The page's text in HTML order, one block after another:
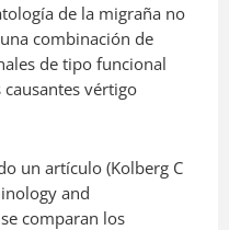
de la migraña no
combinación de
de tipo funcional
vértigo
un artículo (Kolberg C
and
comparan los